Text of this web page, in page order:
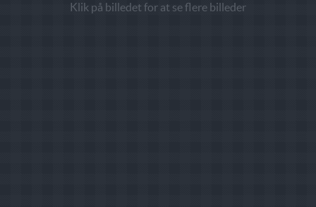
Klik på billedet for at se flere billeder